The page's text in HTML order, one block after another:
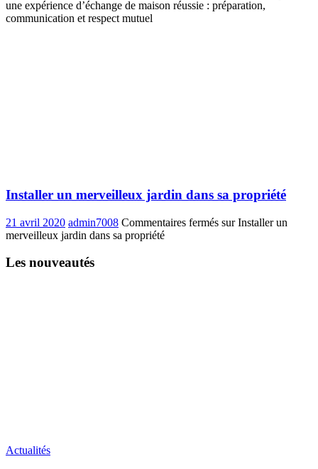
une expérience d’échange de maison réussie : préparation,
communication et respect mutuel
Installer un merveilleux jardin dans sa propriété
21 avril 2020 admin7008 Commentaires fermés sur Installer un
merveilleux jardin dans sa propriété
Les nouveautés
Actualités